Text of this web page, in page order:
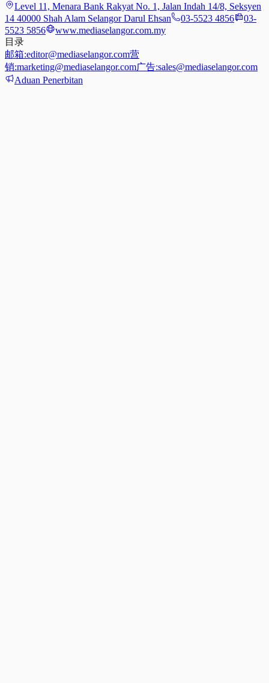
Level 11, Menara Bank Rakyat No. 1, Jalan Indah 14/8, Seksyen
14 40000 Shah Alam Selangor Darul Ehsan
03-5523 4856
03-
5523 5856
www.mediaselangor.com.my
目录
邮箱:editor@mediaselangor.com营
销:marketing@mediaselangor.com广告:sales@mediaselangor.com
Aduan Penerbitan